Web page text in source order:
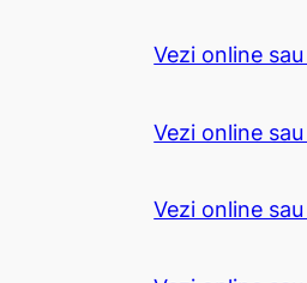
Vezi online
Vezi online
Vezi online